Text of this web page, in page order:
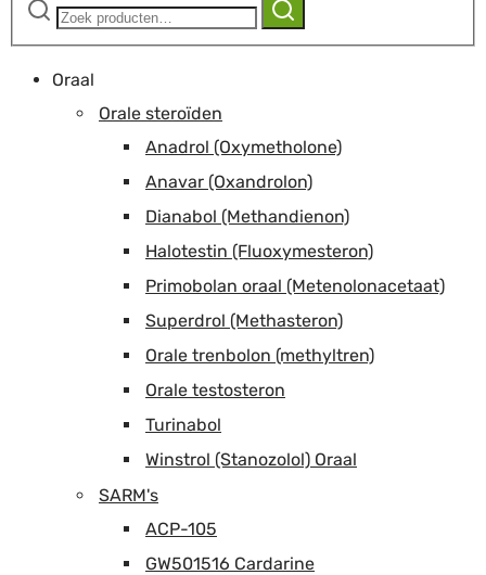
Zoeken
Oraal
Orale steroïden
Anadrol (Oxymetholone)
Anavar (Oxandrolon)
Dianabol (Methandienon)
Halotestin (Fluoxymesteron)
Primobolan oraal (Metenolonacetaat)
Superdrol (Methasteron)
Orale trenbolon (methyltren)
Orale testosteron
Turinabol
Winstrol (Stanozolol) Oraal
SARM's
ACP-105
GW501516 Cardarine